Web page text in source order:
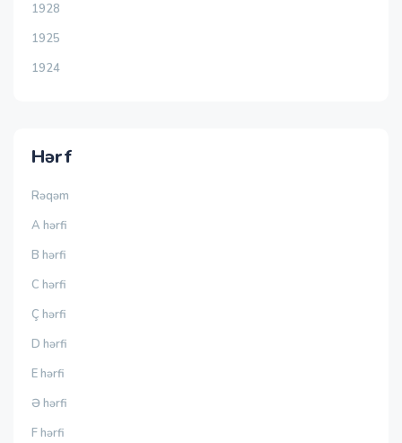
1928
1925
1924
Hərf
Rəqəm
A hərfi
B hərfi
C hərfi
Ç hərfi
D hərfi
E hərfi
Ə hərfi
F hərfi